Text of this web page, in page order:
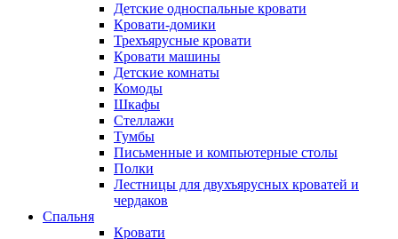
Детские односпальные кровати
Кровати-домики
Трехъярусные кровати
Кровати машины
Детские комнаты
Комоды
Шкафы
Стеллажи
Тумбы
Письменные и компьютерные столы
Полки
Лестницы для двухъярусных кроватей и
чердаков
Спальня
Кровати